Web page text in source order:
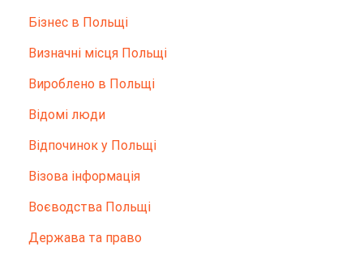
Бізнес в Польщі
Визначні місця Польщі
Вироблено в Польщі
Відомі люди
Відпочинок у Польщі
Візова інформація
Воєводства Польщі
Держава та право